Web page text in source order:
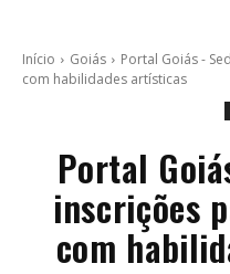
Início Goiás
Portal Goiás -
com habilidades artísticas
Portal
inscrições
com